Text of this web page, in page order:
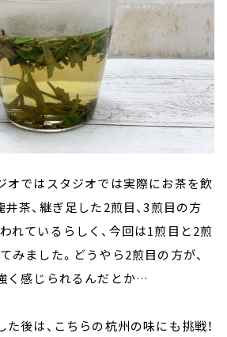
オではスタジオでは実際にお茶を飲
井茶、継ぎ足した2煎目、3煎目の方
れているらしく、今回は1煎目と2煎
みました。どうやら2煎目の方が、
く感じられるんだとか…
た後は、こちらの杭州の味にも挑戦！